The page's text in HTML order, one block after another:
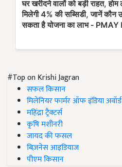
#Top on Krishi Jagran
सफल किसान
मिलेनियर फार्मर ऑफ इंडिया अवॉर्ड
महिंद्रा ट्रैक्टर्स
कृषि मशीनरी
जायद की फसल
बिज़नेस आइडियाज
पीएम किसान